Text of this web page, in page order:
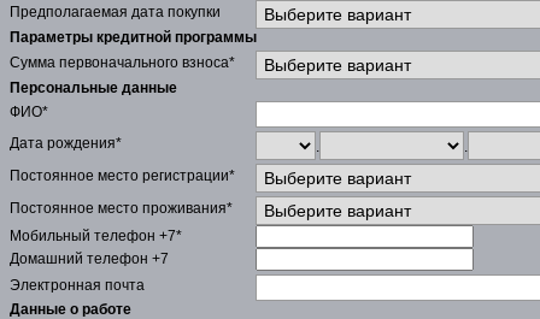
Предполагаемая дата покупки
Параметры кредитной программы
Сумма первоначального взноса*
Персональные данные
ФИО*
Дата рождения*
.
.
Постоянное место регистрации*
Постоянное место проживания*
Мобильный телефон +7*
Домашний телефон +7
Электронная почта
Данные о работе